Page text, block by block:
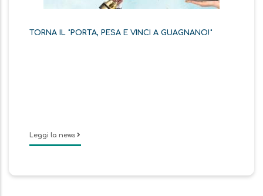
TORNA IL "PORTA, PESA E VINCI A GUAGNANO!"
Leggi la news